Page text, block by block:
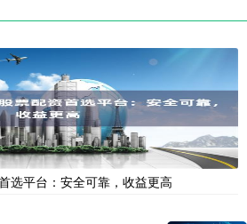
选平台：安全可靠，收益更高